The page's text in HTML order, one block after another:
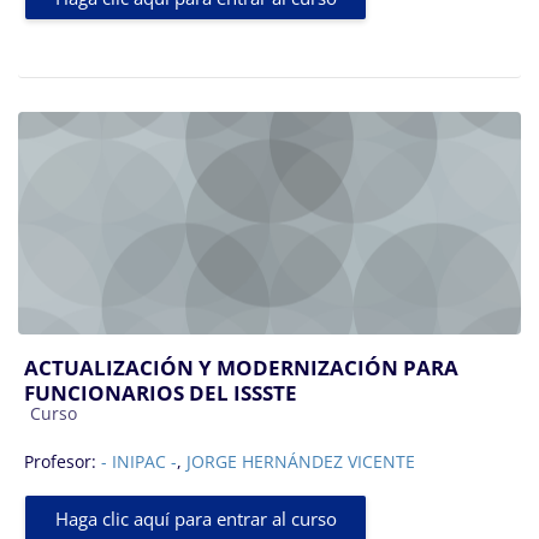
ACTUALIZACIÓN Y MODERNIZACIÓN PARA
FUNCIONARIOS DEL ISSSTE
Categoría de cursos
Curso
Profesor: - INIPAC -, JORGE HERNÁNDEZ VICENTE
Haga clic aquí para entrar al curso